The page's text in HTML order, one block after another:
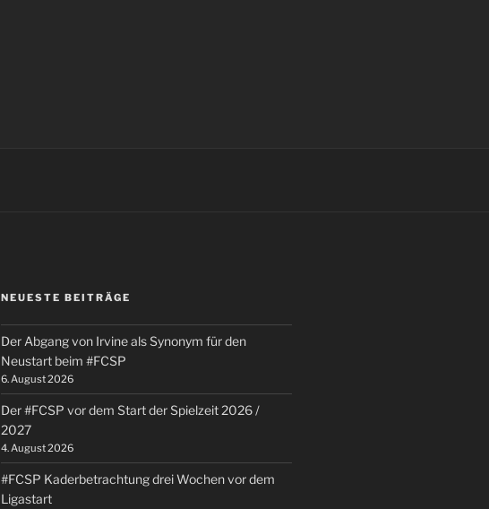
NEUESTE BEITRÄGE
Der Abgang von Irvine als Synonym für den
Neustart beim #FCSP
6. August 2026
Der #FCSP vor dem Start der Spielzeit 2026 /
2027
4. August 2026
#FCSP Kaderbetrachtung drei Wochen vor dem
Ligastart